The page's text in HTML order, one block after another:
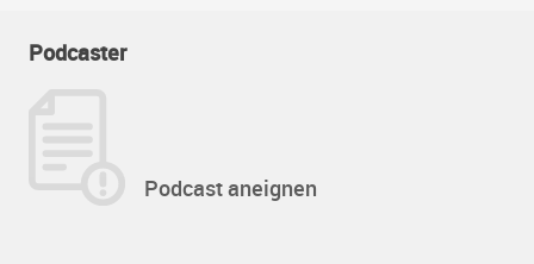
Podcaster
Podcast aneignen